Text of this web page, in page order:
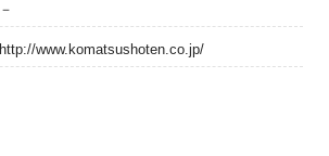
－
http://www.komatsushoten.co.jp/